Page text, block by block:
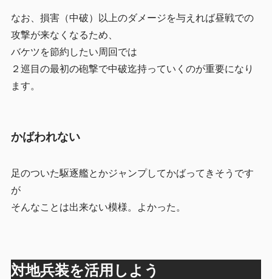
なお、損害（中破）以上のダメージを与えれば昼戦での
攻撃が来なくなるため、
バケツを節約したい周回では
２巡目の最初の砲撃で中破迄持っていくのが重要になり
ます。
かばわれない
足のついた駆逐艦とかジャンプしてかばってきそうです
が
そんなことは出来ない模様。よかった。
対地兵装を活用しよう